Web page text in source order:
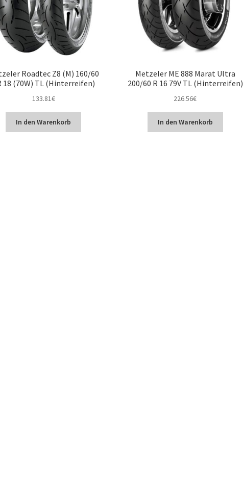
Roadtec Z8 (M) 160/60
18 (70W) TL (Hinterreifen)
133.81€
In den Warenkorb
Metzeler ME 888 Marat Ultra
200/60 R 16 79V TL (Hinterreifen)
226.56€
In den Warenkorb